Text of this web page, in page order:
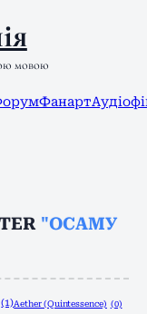
мовою
Фанарт
"ОСАМУ
(1)Aether (Quintessence) (0)